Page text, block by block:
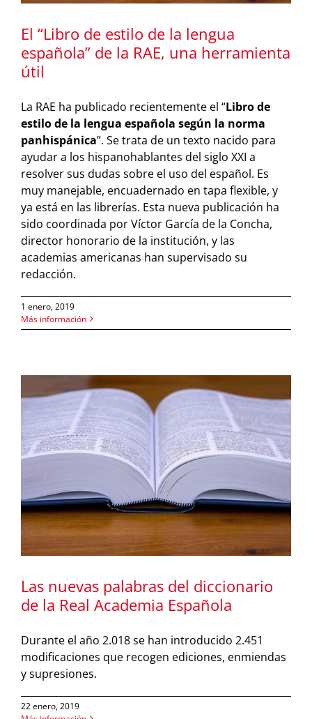
El “Libro de estilo de la lengua
española” de la RAE, una herramienta
útil
La RAE ha publicado recientemente el “Libro de
estilo de la lengua española según la norma
panhispánica”. Se trata de un texto nacido para
ayudar a los hispanohablantes del siglo XXI a
resolver sus dudas sobre el uso del español. Es
muy manejable, encuadernado en tapa flexible, y
ya está en las librerías. Esta nueva publicación ha
sido coordinada por Víctor García de la Concha,
director honorario de la institución, y las
academias americanas han supervisado su
redacción.
1 enero, 2019
Más información
Las nuevas palabras del diccionario
de la Real Academia Española
Durante el año 2.018 se han introducido 2.451
modificaciones que recogen ediciones, enmiendas
y supresiones.
22 enero, 2019